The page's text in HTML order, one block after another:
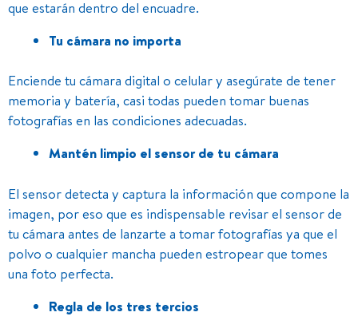
que estarán dentro del encuadre.
Tu cámara no importa
Enciende tu cámara digital o celular y asegúrate de tener
memoria y batería, casi todas pueden tomar buenas
fotografías en las condiciones adecuadas.
Mantén limpio el sensor de tu cámara
El sensor detecta y captura la información que compone la
imagen, por eso que es indispensable revisar el sensor de
tu cámara antes de lanzarte a tomar fotografías ya que el
polvo o cualquier mancha pueden estropear que tomes
una foto perfecta.
Regla de los tres tercios